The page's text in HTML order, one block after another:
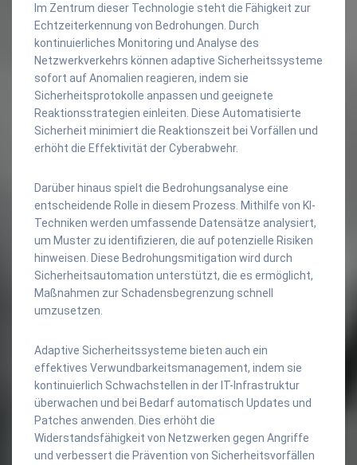
Im Zentrum dieser Technologie steht die Fähigkeit zur
Echtzeiterkennung von Bedrohungen. Durch
kontinuierliches Monitoring und Analyse des
Netzwerkverkehrs können adaptive Sicherheitssysteme
sofort auf Anomalien reagieren, indem sie
Sicherheitsprotokolle anpassen und geeignete
Reaktionsstrategien einleiten. Diese Automatisierte
Sicherheit minimiert die Reaktionszeit bei Vorfällen und
erhöht die Effektivität der Cyberabwehr.
Darüber hinaus spielt die Bedrohungsanalyse eine
entscheidende Rolle in diesem Prozess. Mithilfe von KI-
Techniken werden umfassende Datensätze analysiert,
um Muster zu identifizieren, die auf potenzielle Risiken
hinweisen. Diese Bedrohungsmitigation wird durch
Sicherheitsautomation unterstützt, die es ermöglicht,
Maßnahmen zur Schadensbegrenzung schnell
umzusetzen.
Adaptive Sicherheitssysteme bieten auch ein
effektives Verwundbarkeitsmanagement, indem sie
kontinuierlich Schwachstellen in der IT-Infrastruktur
überwachen und bei Bedarf automatisch Updates und
Patches anwenden. Dies erhöht die
Widerstandsfähigkeit von Netzwerken gegen Angriffe
und verbessert die Prävention von Sicherheitsvorfällen